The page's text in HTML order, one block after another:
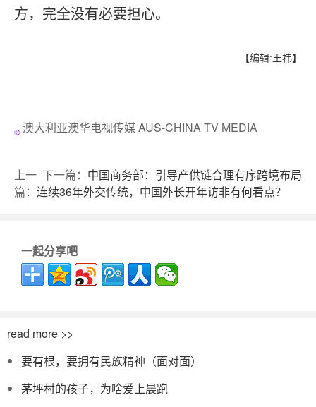
方，完全没有必要担心。
【编辑:王祎】
澳大利亚澳华电视传媒 AUS-CHINA TV MEDIA
下一篇： 中国商务部：引导产供链合理有序跨境布局
上一
篇： 连续36年外交传统，中国外长开年访非有何看点？
一起分享吧
read more >>
要有根，要拥有民族精神（面对面）
茅坪村的孩子，为啥爱上晨跑